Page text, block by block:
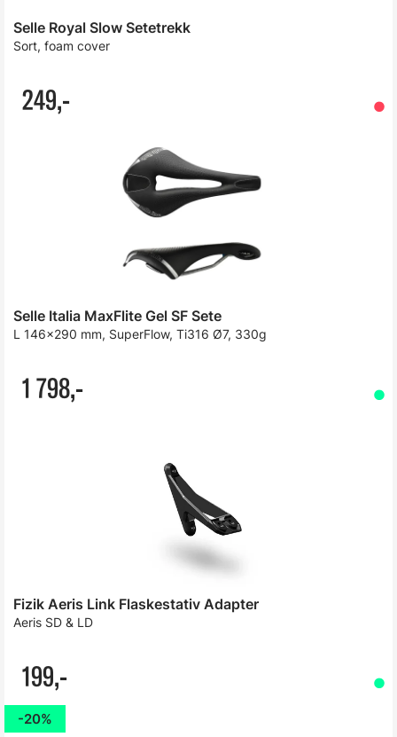
Selle Royal Slow Setetrekk
Sort, foam cover
249,-
Selle Italia MaxFlite Gel SF Sete
L 146x290 mm, SuperFlow, Ti316 Ø7, 330g
1 798,-
Fizik Aeris Link Flaskestativ Adapter
Aeris SD & LD
199,-
20%